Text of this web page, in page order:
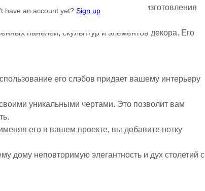
слэбы Грецкого Ореха для изготовления
панелей, скульптур и элементов декора. Его
его слэбов придает вашему интерьеру
уникальными чертами. Это позволит вам
его в вашем проекте, вы добавите нотку
дому неповторимую элегантность и дух столетий с
have an account yet? Sign up